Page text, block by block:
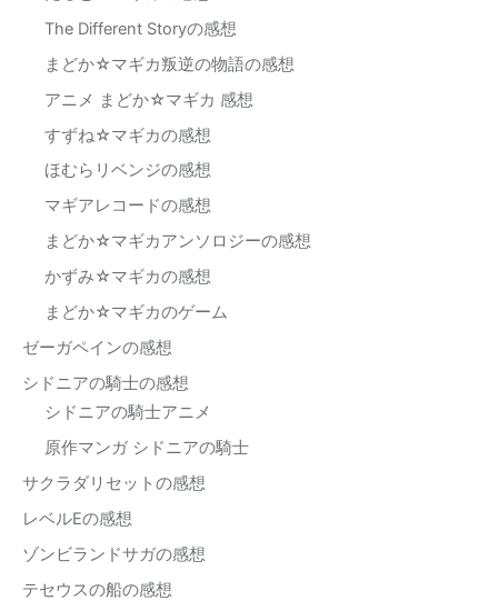
The Different Storyの感想
まどか☆マギカ叛逆の物語の感想
アニメ まどか☆マギカ 感想
すずね☆マギカの感想
ほむらリベンジの感想
マギアレコードの感想
まどか☆マギカアンソロジーの感想
かずみ☆マギカの感想
まどか☆マギカのゲーム
ゼーガペインの感想
シドニアの騎士の感想
シドニアの騎士アニメ
原作マンガ シドニアの騎士
サクラダリセットの感想
レベルEの感想
ゾンビランドサガの感想
テセウスの船の感想